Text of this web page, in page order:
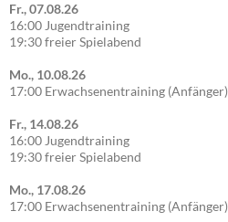
Fr., 07.08.26
16:00 Jugendtraining
19:30 freier Spielabend
Mo., 10.08.26
17:00 Erwachsenentraining (Anfänger)
Fr., 14.08.26
16:00 Jugendtraining
19:30 freier Spielabend
Mo., 17.08.26
17:00 Erwachsenentraining (Anfänger)